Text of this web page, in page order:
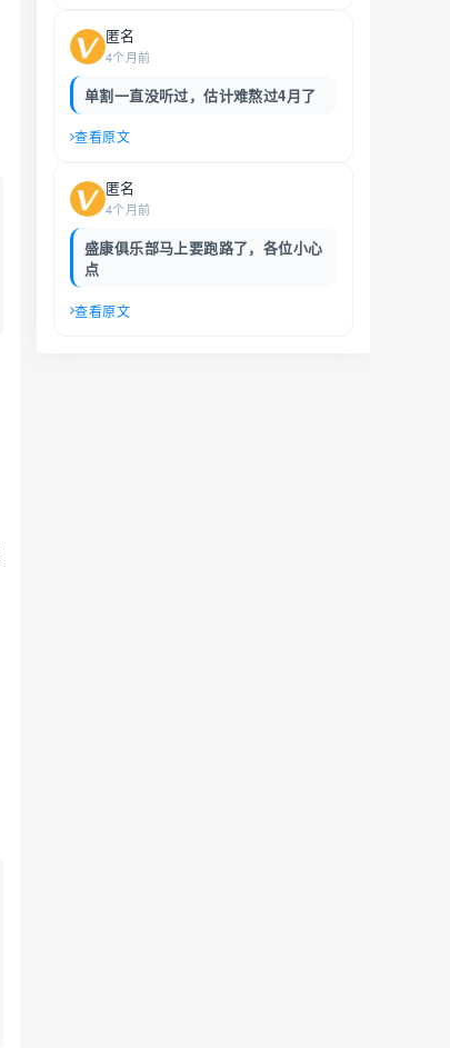
匿名
4个月前
单割一直没听过，估计难熬过4月了
查看原文
匿名
4个月前
盛康俱乐部马上要跑路了，各位小心
点
查看原文